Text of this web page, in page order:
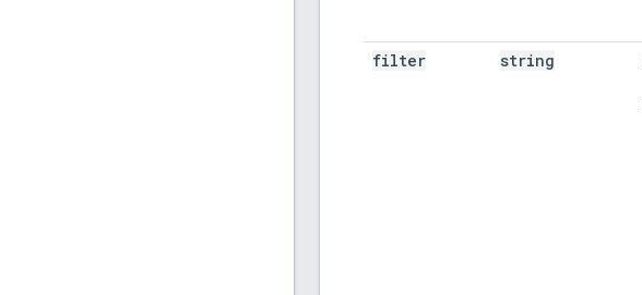
filter string